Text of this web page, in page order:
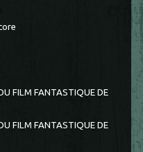
FILM FANTASTIQUE DE
FILM FANTASTIQUE DE